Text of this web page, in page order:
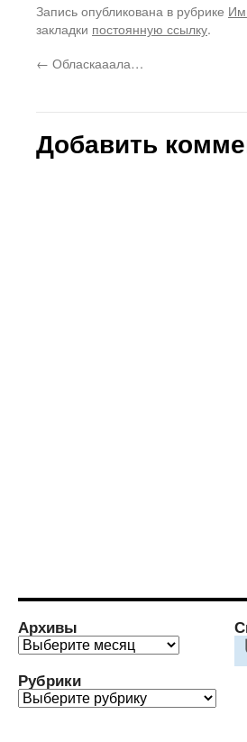
Запись опубликована в рубрике
закладки постоянную ссылку.
← Обласкааала…
Добавить
Архивы
Архивы
Рубрики
Рубрики